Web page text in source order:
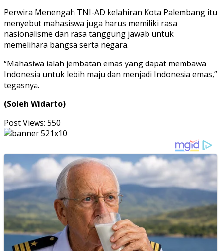
Perwira Menengah TNI-AD kelahiran Kota Palembang itu
menyebut mahasiswa juga harus memiliki rasa
nasionalisme dan rasa tanggung jawab untuk
memelihara bangsa serta negara.
“Mahasiwa ialah jembatan emas yang dapat membawa
Indonesia untuk lebih maju dan menjadi Indonesia emas,”
tegasnya.
(Soleh Widarto)
Post Views: 550